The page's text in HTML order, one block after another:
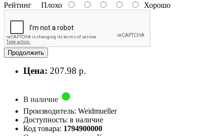
Рейтинг Плохо Хорошо
Продолжить
Цена: 207.98 р.
В наличие
Производитель: Weidmueller
Доступность: в наличие
Код товара: 1794900000